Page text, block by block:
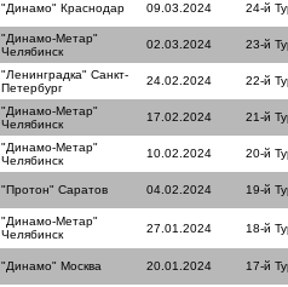
"Динамо" Краснодар 09.03.2024 24-й
"Динамо-Метар"
Челябинск
02.03.2024 23-й
"Ленинградка" Санкт-
Петербург
24.02.2024 22-й
"Динамо-Метар"
Челябинск
17.02.2024 21-й
"Динамо-Метар"
Челябинск
10.02.2024 20-й
"Протон" Саратов 04.02.2024 19-й
"Динамо-Метар"
Челябинск
27.01.2024 18-й
"Динамо" Москва 20.01.2024 17-й